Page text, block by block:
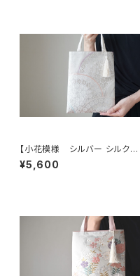
【小花模様 シルバー シルク帯
リメイク ミニサブバック フォー
マルバック】日常使い、結婚式、パ
¥5,600